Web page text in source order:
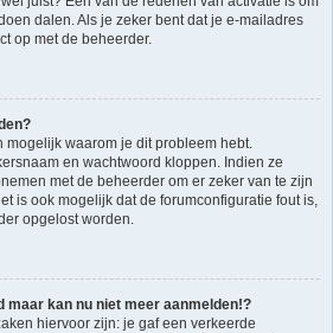
dalen. Als je zeker bent dat je e-mailadres
op met de beheerder.
mogelijk waarom je dit probleem hebt.
en wachtwoord kloppen. Indien ze
met de beheerder om er zeker van te zijn
is ook mogelijk dat de forumconfiguratie fout is,
opgelost worden.
maar kan nu niet meer aanmelden!?
hiervoor zijn: je gaf een verkeerde